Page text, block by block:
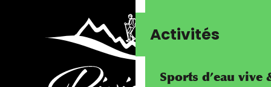
Activités
Sports d’eau vive